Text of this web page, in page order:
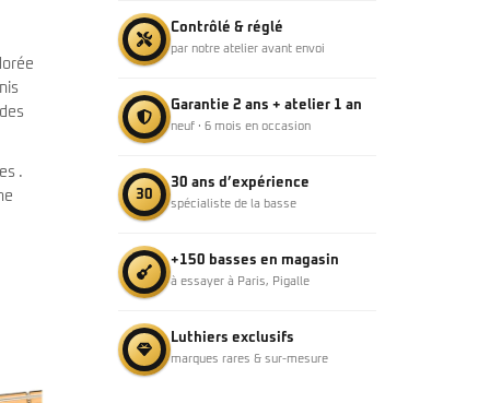
.
Contrôlé & réglé
par notre atelier avant envoi
Garantie 2 ans + atelier 1 an
neuf · 6 mois en occasion
30
30 ans d’expérience
spécialiste de la basse
+150 basses en magasin
à essayer à Paris, Pigalle
Luthiers exclusifs
marques rares & sur-mesure